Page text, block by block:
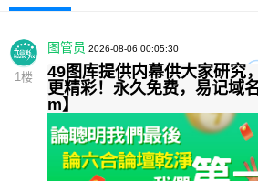
1 楼
图管员 2026-08-06 00:05:30
49图库提供内幕供大家研究
更精彩！永久免费，易记域
m】